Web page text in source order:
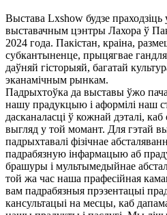
Выстава Lxshow будзе
выставачным цэнтры Лахора ў
2024 года. Пакістан, краіна,
субкантыненце, прыцягвае
даўняй гісторыяй, багатай
эканамічным рынкам.
Падрыхтоўка да выставы ўжо
нашу прадукцыю і аформілі наш
дасканаласці ў кожнай дэталі,
выгляд у той момант. Для гэтай
падрыхтавалі фізічнае
падрабязную інфармацыю аб
брашуры і мультымедыйнае
той жа час наша прафесійная
вам падрабязныя прэзентацыі
кансультацыі на месцы, каб